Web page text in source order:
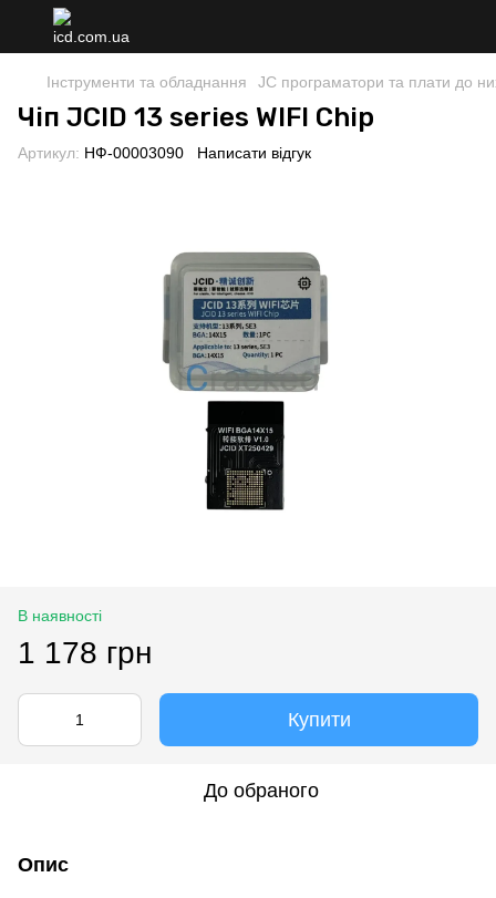
Інструменти та обладнання JC програматори та плати до
Чіп JCID 13 series WIFl Chip
Артикул: НФ-00003090 Написати відгук
В наявності
1 178 грн
Купити
До обраного
Опис